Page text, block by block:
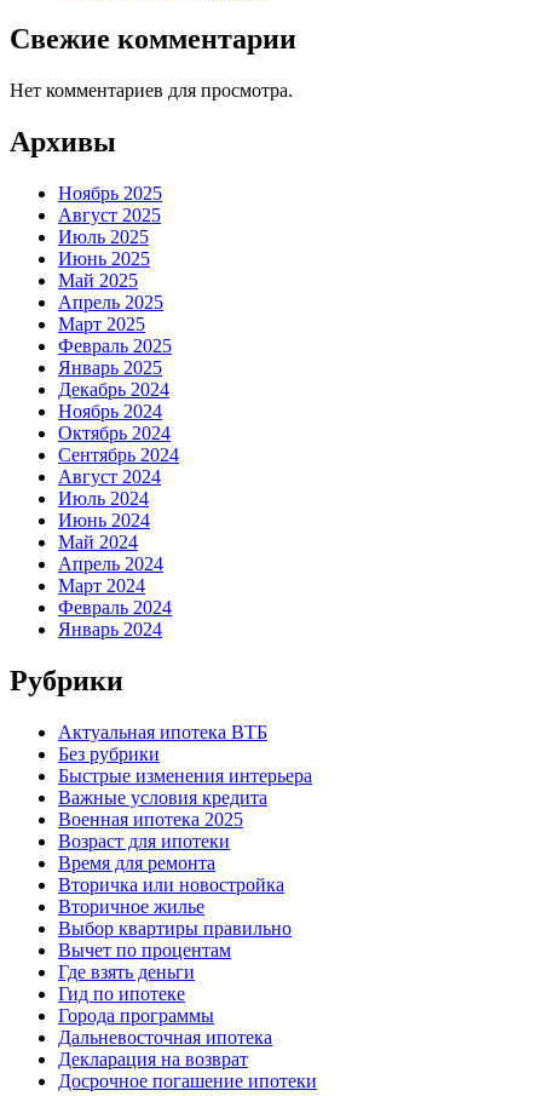
Свежие комментарии
Нет комментариев для просмотра.
Архивы
Ноябрь 2025
Август 2025
Июль 2025
Июнь 2025
Май 2025
Апрель 2025
Март 2025
Февраль 2025
Январь 2025
Декабрь 2024
Ноябрь 2024
Октябрь 2024
Сентябрь 2024
Август 2024
Июль 2024
Июнь 2024
Май 2024
Апрель 2024
Март 2024
Февраль 2024
Январь 2024
Рубрики
Актуальная ипотека ВТБ
Без рубрики
Быстрые изменения интерьера
Важные условия кредита
Военная ипотека 2025
Возраст для ипотеки
Время для ремонта
Вторичка или новостройка
Вторичное жилье
Выбор квартиры правильно
Вычет по процентам
Где взять деньги
Гид по ипотеке
Города программы
Дальневосточная ипотека
Декларация на возврат
Досрочное погашение ипотеки